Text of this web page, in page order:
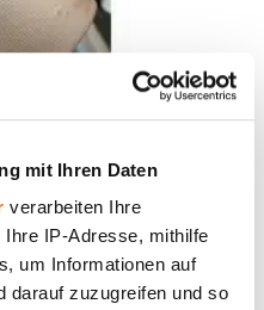
mit Ihren Daten
verarbeiten Ihre
IP-Adresse, mithilfe
um Informationen auf
darauf zuzugreifen und so
m², Breite 150 cm,
inkl. MwSt